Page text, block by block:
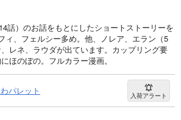
話）のお話をもとにしたショートストーリーを
ィ、フェルシー多め。他、ノレア、エラン（5
レネ、ラウダが出ています。カップリング要
ほのぼの。フルカラー漫画。
パレット 入荷アラート